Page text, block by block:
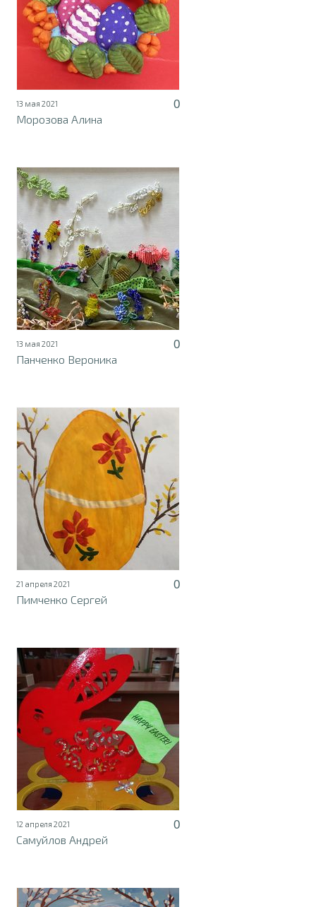
13 мая 2021
0
Морозова Алина
13 мая 2021
0
Панченко Вероника
21 апреля 2021
0
Пимченко Сергей
12 апреля 2021
0
Самуйлов Андрей